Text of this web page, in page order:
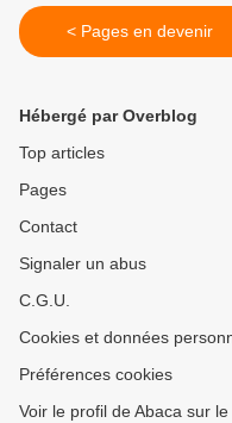
< Pages en devenir
Hébergé par Overblog
Top articles
Pages
Contact
Signaler un abus
C.G.U.
Cookies et données
Préférences cookies
Voir le profil de Abaca sur